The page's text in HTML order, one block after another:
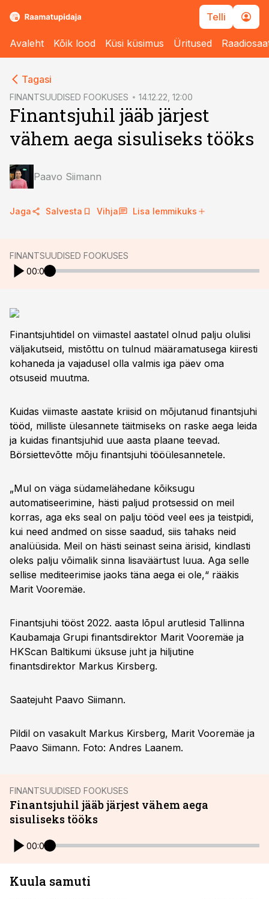
Telli
Avaleht Kõik lood Küsi küsimus Üritused
Tagasi
FINANTSUUDISED FOOKUSES 14.12.22, 12:00
Finantsjuhil jääb järjest
vähem aega sisuliseks tööks
Paavo Siimann
Jaga Salvesta Vihja Lisa lemmikuks
FINANTSUUDISED FOOKUSES
00:00
Finantsjuhtidel on viimastel aastatel olnud palju olulisi
väljakutseid, mistõttu on tulnud määramatusega kiiresti
kohaneda ja vajadusel olla valmis iga päev oma
otsuseid muutma.
Kuidas viimaste aastate kriisid on mõjutanud finantsjuhi
tööd, milliste ülesannete täitmiseks on raske aega leida
ja kuidas finantsjuhid uue aasta plaane teevad.
Börsiettevõtte mõju finantsjuhi tööülesannetele.
„Mul on väga südamelähedane kõiksugu
automatiseerimine, hästi paljud protsessid on meil
korras, aga eks seal on palju tööd veel ees ja teistpidi,
kui need andmed on sisse saadud, siis tahaks neid
analüüsida. Meil on hästi seinast seina ärisid, kindlasti
oleks palju võimalik sinna lisaväärtust luua. Aga selle
sellise mediteerimise jaoks täna aega ei ole,“ rääkis
Marit Vooremäe.
Finantsjuhi tööst 2022. aasta lõpul arutlesid Tallinna
Kaubamaja Grupi finantsdirektor Marit Vooremäe ja
HKScan Baltikumi üksuse juht ja hiljutine
finantsdirektor Markus Kirsberg.
Saatejuht Paavo Siimann.
Pildil on vasakult Markus Kirsberg, Marit Vooremäe ja
Paavo Siimann. Foto: Andres Laanem.
FINANTSUUDISED FOOKUSES
Finantsjuhil jääb järjest vähem aega
sisuliseks tööks
00:00
Kuula samuti